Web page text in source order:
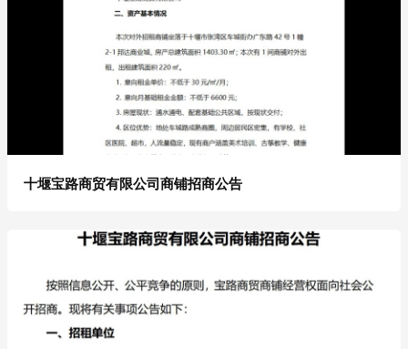
十堰宝路商贸有限公司商铺招商公告